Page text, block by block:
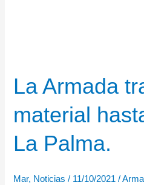
La Armada
material
La Palma.
Mar, Noticias / 11/10/2021/